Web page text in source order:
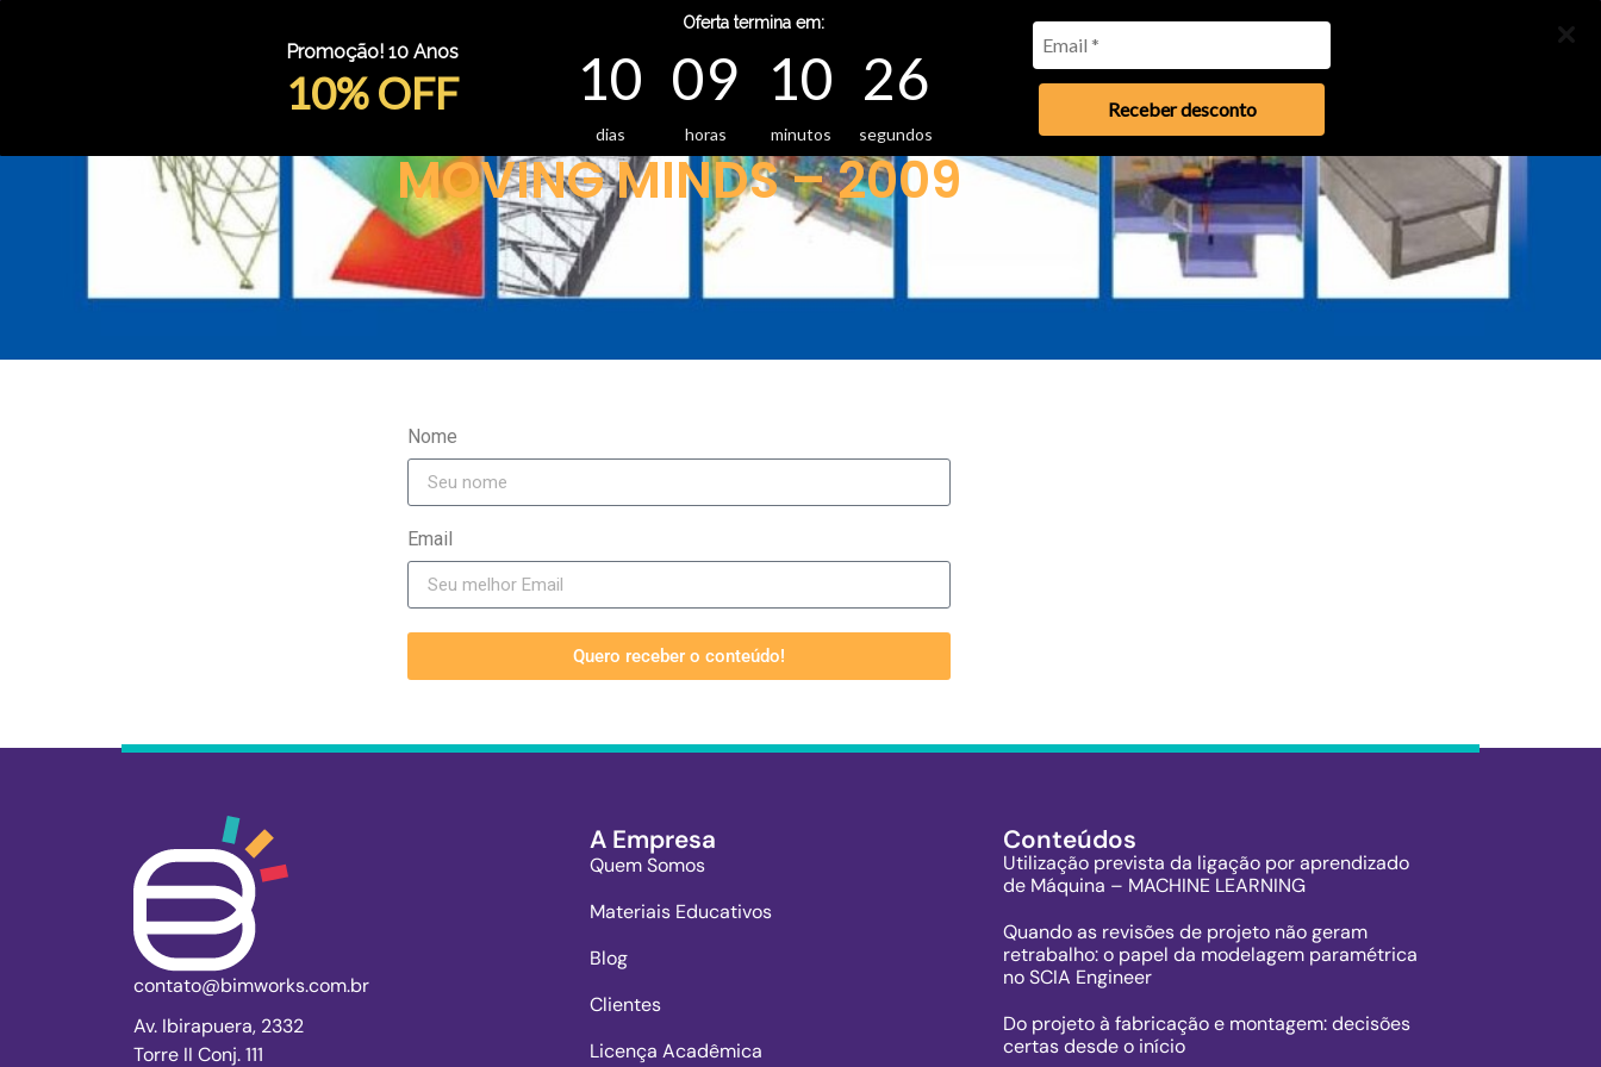
Promoção! 10 Anos
10% OFF
Oferta termina em:
10
dias
09
horas
10
minutos
26
segundos
Receber desconto
MOVING MINDS – 2009
Nome
Email
Quero receber o conteúdo!
contato@bimworks.com.br
Av. Ibirapuera, 2332
Torre II Conj. 111
A Empresa
Quem Somos
Materiais Educativos
Blog
Clientes
Licença Acadêmica
Conteúdos
Utilização prevista da ligação por aprendizado
de Máquina – MACHINE LEARNING
Quando as revisões de projeto não geram
retrabalho: o papel da modelagem paramétrica
no SCIA Engineer
Do projeto à fabricação e montagem: decisões
certas desde o início